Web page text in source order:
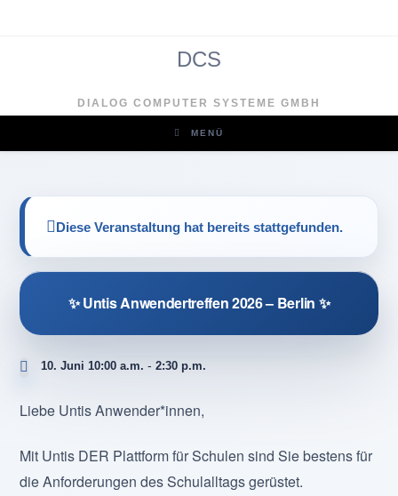
DCS
DIALOG COMPUTER SYSTEME GMBH
MENÜ
Diese Veranstaltung hat bereits stattgefunden.
✨ Untis Anwendertreffen 2026 – Berlin ✨
10. Juni 10:00 a.m. -2:30 p.m.
Liebe Untis Anwender*innen,
Mit Untis DER Plattform für Schulen sind Sie bestens für
die Anforderungen des Schulalltags gerüstet.